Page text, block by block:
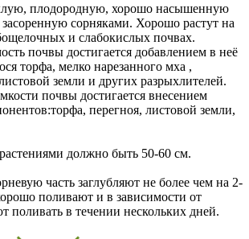
плодородную, хорошо насышенную
засоренную сорняками. Хорошо растут на
и слабокислых почвах.
почвы достигается добавлением в неё
торфа, мелко нарезанного мха ,
земли и других разрыхлителей.
почвы достигается внесением
перегноя, листовой земли,
должно быть 50-60 см.
часть заглубляют не более чем на 2-
поливают и в зависимости от
поливать в течении нескольких дней.